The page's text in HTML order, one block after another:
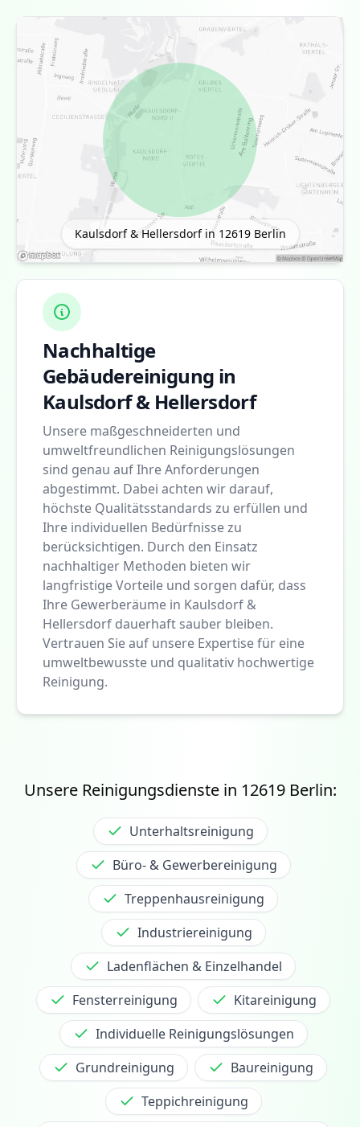
Kaulsdorf & Hellersdorf in 12619Berlin
Nachhaltige
Gebäudereinigung in
Kaulsdorf & Hellersdorf
Unsere maßgeschneiderten und
umweltfreundlichen Reinigungslösungen
sind genau auf Ihre Anforderungen
abgestimmt. Dabei achten wir darauf,
höchste Qualitätsstandards zu erfüllen und
Ihre individuellen Bedürfnisse zu
berücksichtigen. Durch den Einsatz
nachhaltiger Methoden bieten wir
langfristige Vorteile und sorgen dafür, dass
Ihre Gewerberäume in Kaulsdorf &
Hellersdorf dauerhaft sauber bleiben.
Vertrauen Sie auf unsere Expertise für eine
umweltbewusste und qualitativ hochwertige
Reinigung.
Unsere Reinigungsdienste in 12619Berlin:
Unterhaltsreinigung
Büro- & Gewerbereinigung
Treppenhausreinigung
Industriereinigung
Ladenflächen & Einzelhandel
Fensterreinigung
Kitareinigung
Individuelle Reinigungslösungen
Grundreinigung
Baureinigung
Teppichreinigung